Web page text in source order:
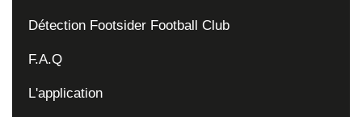
Détection Footsider Football Club
F.A.Q
L'application